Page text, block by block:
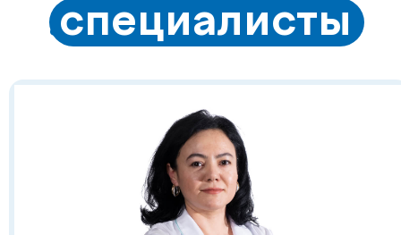
Есть вопросы?
Оставьте заявку на
консультацию с врачом!